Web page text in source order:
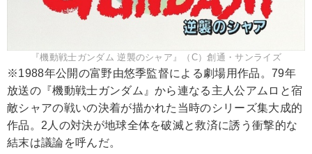
『機動戦士ガンダム 逆襲のシャア』（C）創通・サンライズ
※1988年公開の富野由悠季監督による劇場用作品。79年
放送の『機動戦士ガンダム』から連なる主人公アムロと宿
敵シャアの戦いの決着が描かれた当時のシリーズ集大成的
作品。2人の対決が地球全体を破滅と救済に誘う衝撃的な
結末は議論を呼んだ。